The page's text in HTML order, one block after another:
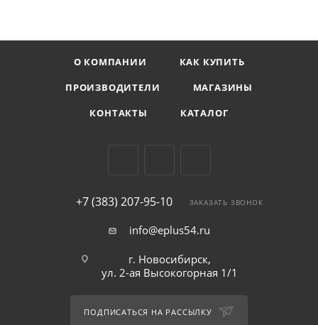
О КОМПАНИИ
КАК КУПИТЬ
ПРОИЗВОДИТЕЛИ
МАГАЗИНЫ
КОНТАКТЫ
КАТАЛОГ
+7 (383) 207-95-10 ЗАКАЗАТЬ ЗВОНОК
info@eplus54.ru
г. Новосибирск,
ул. 2-ая Высокогорная 1/1
ПОДПИСАТЬСЯ НА РАССЫЛКУ